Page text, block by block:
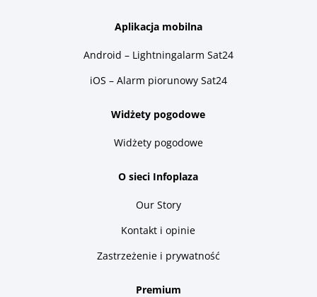
Aplikacja mobilna
Android – Lightningalarm Sat24
iOS – Alarm piorunowy Sat24
Widżety pogodowe
Widżety pogodowe
O sieci Infoplaza
Our Story
Kontakt i opinie
Zastrzeżenie i prywatność
Premium